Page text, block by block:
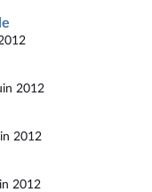
2012
2012
2012